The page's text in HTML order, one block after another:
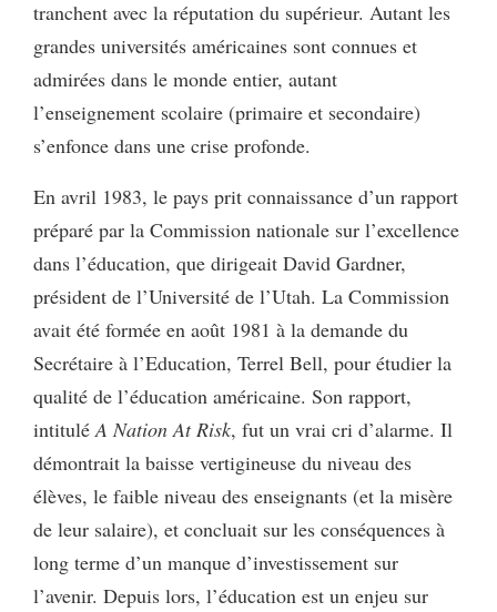
tranchent avec la réputation du supérieur. Autant les
grandes universités américaines sont connues et
admirées dans le monde entier, autant
l’enseignement scolaire (primaire et secondaire)
s’enfonce dans une crise profonde.
En avril 1983, le pays prit connaissance d’un rapport
préparé par la Commission nationale sur l’excellence
dans l’éducation, que dirigeait David Gardner,
président de l’Université de l’Utah. La Commission
avait été formée en août 1981 à la demande du
Secrétaire à l’Education, Terrel Bell, pour étudier la
qualité de l’éducation américaine. Son rapport,
intitulé A Nation At Risk, fut un vrai cri d’alarme. Il
démontrait la baisse vertigineuse du niveau des
élèves, le faible niveau des enseignants (et la misère
de leur salaire), et concluait sur les conséquences à
long terme d’un manque d’investissement sur
l’avenir. Depuis lors, l’éducation est un enjeu sur